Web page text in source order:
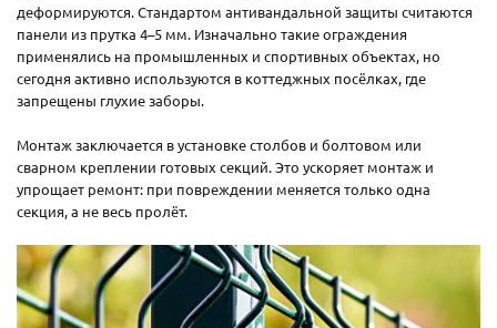
деформируются. Стандартом антивандальной защиты считаются
панели из прутка 4–5 мм. Изначально такие ограждения
применялись на промышленных и спортивных объектах, но
сегодня активно используются в коттеджных посёлках, где
запрещены глухие заборы.
Монтаж заключается в установке столбов и болтовом или
сварном креплении готовых секций. Это ускоряет монтаж и
упрощает ремонт: при повреждении меняется только одна
секция, а не весь пролёт.